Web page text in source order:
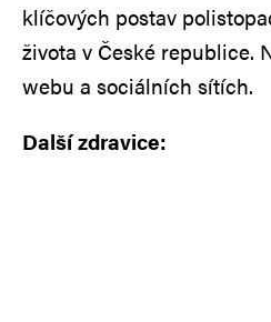
klíčových postav
života v České republice.
webu a sociálních sítích.
Další zdravice: